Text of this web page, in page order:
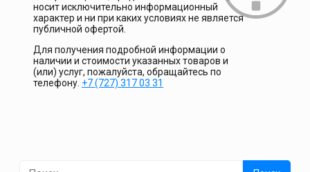
носит исключительно информационный
характер и ни при каких условиях не является
публичной офертой.
Для получения подробной информации о
наличии и стоимости указанных товаров и
(или) услуг, пожалуйста, обращайтесь по
телефону. +7 (727) 317 03 31
Найти: